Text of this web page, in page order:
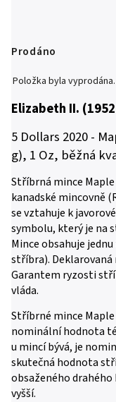
Prodáno
Položka byla
Elizabeth II.
5 Dollars 2020 -
g), 1 Oz, běžná
Stříbrná mince Maple
kanadské mincovně
se vztahuje k
symbolu, který je na
Mince obsahuje
stříbra). Deklarovaná
Garantem ryzosti
vláda.
Stříbrné mince
nominální hodnota
u mincí bývá, je
skutečná hodnota
obsaženého
vyšší.